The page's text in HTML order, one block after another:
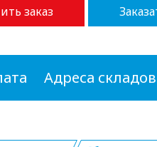
заказ
Адреса складов